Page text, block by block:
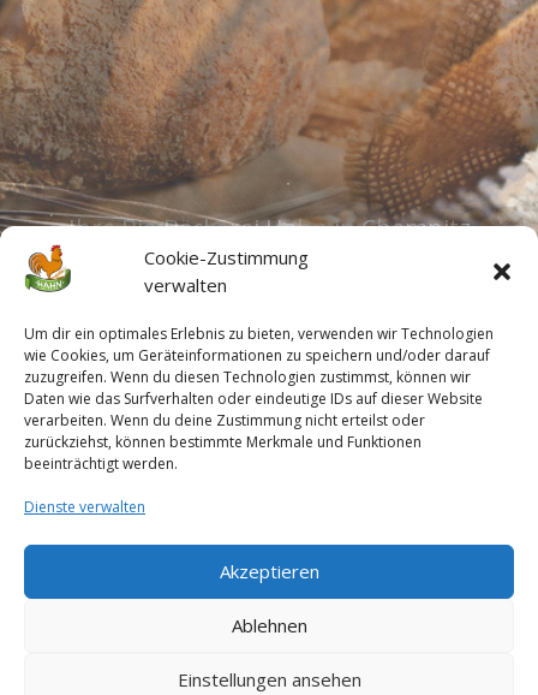
Cookie-Zustimmung
verwalten
Um dir ein optimales Erlebnis zu bieten, verwenden wir Technologien
wie Cookies, um Geräteinformationen zu speichern und/oder darauf
zuzugreifen. Wenn du diesen Technologien zustimmst, können wir
Daten wie das Surfverhalten oder eindeutige IDs auf dieser Website
verarbeiten. Wenn du deine Zustimmung nicht erteilst oder
zurückziehst, können bestimmte Merkmale und Funktionen
beeinträchtigt werden.
Dienste verwalten
Akzeptieren
Ablehnen
Einstellungen ansehen
Sie können uns kontaktieren
Sollten Sie Fragen oder
Anregungen haben,